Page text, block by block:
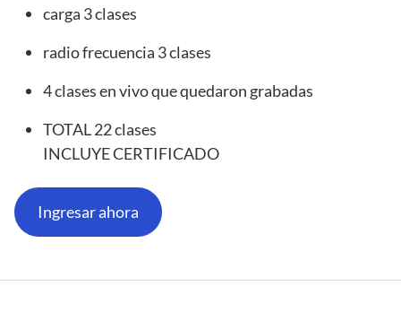
carga 3 clases
radio frecuencia 3 clases
4 clases en vivo que quedaron grabadas
TOTAL 22 clases
INCLUYE CERTIFICADO
Ingresar ahora